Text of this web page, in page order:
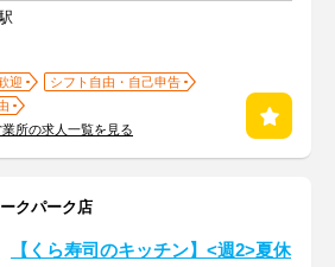
迎
シフト自由・自己申告
所の求人一覧を見る
クパーク店
【くら寿司のキッチン】<週2>夏休